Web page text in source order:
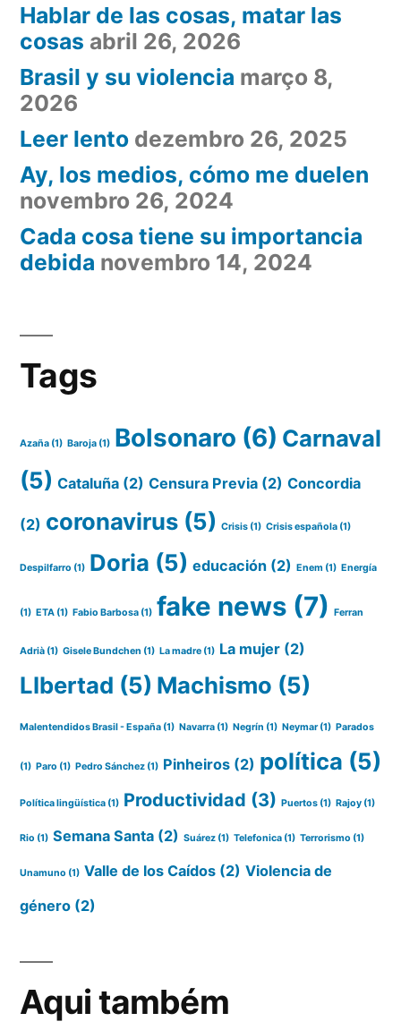
Cataluña
Hablar de las cosas, matar las
cosas abril 26, 2026
Brasil y su violencia março 8,
2026
Leer lento dezembro 26, 2025
Ay, los medios, cómo me duelen
novembro 26, 2024
Cada cosa tiene su importancia
debida novembro 14, 2024
Tags
Azaña (1) Baroja (1) Bolsonaro (6) Carnaval
(5) Cataluña (2) Censura Previa (2) Concordia
(2) coronavirus (5) Crisis (1) Crisis española (1)
Despilfarro (1) Doria (5) educación (2) Enem (1) Energía
(1) ETA (1) Fabio Barbosa (1) fake news (7) Ferran
Adrià (1) Gisele Bundchen (1) La madre (1) La mujer (2)
LIbertad (5) Machismo (5)
Malentendidos Brasil - España (1) Navarra (1) Negrín (1) Neymar(1) Parados
(1) Paro (1) Pedro Sánchez (1) Pinheiros (2) política (5)
Política lingüística (1) Productividad (3) Puertos (1) Rajoy (1)
Rio (1) Semana Santa (2) Suárez (1) Telefonica (1) Terrorismo (1)
Unamuno (1) Valle de los Caídos (2) Violencia de
género (2)
Aqui também